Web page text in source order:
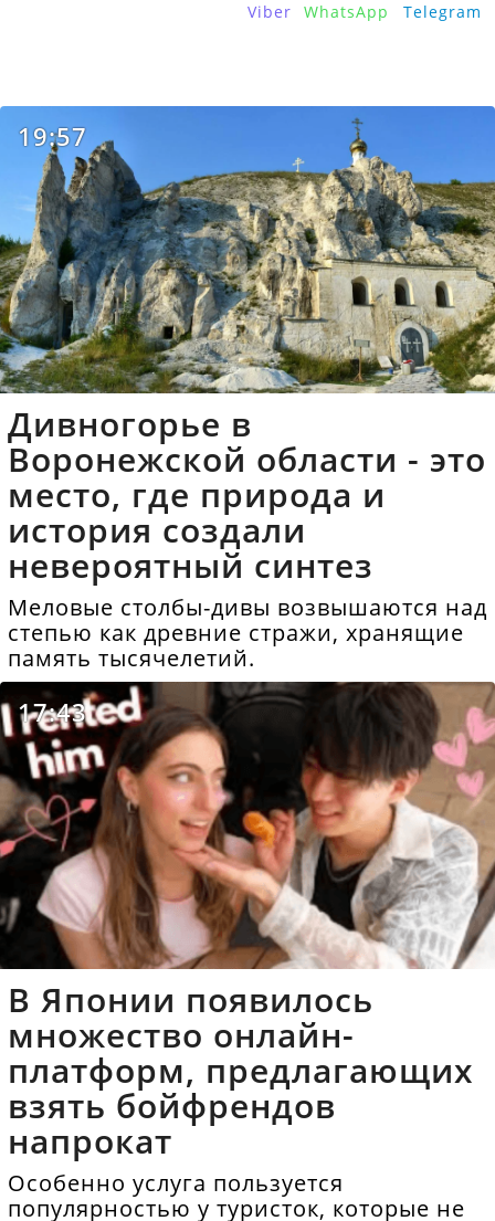
Viber WhatsApp Telegram
19:57
Дивногорье в
Воронежской области - это
место, где природа и
история создали
невероятный синтез
Меловые столбы-дивы возвышаются над
степью как древние стражи, хранящие
память тысячелетий.
17:43
В Японии появилось
множество онлайн-
платформ, предлагающих
взять бойфрендов
напрокат
Особенно услуга пользуется
популярностью у туристок, которые не